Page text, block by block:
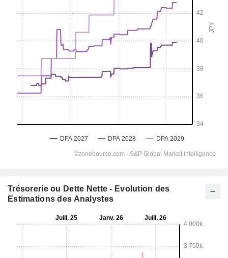
Trésorerie ou Dette Nette - Evolution des
Estimations des Analystes